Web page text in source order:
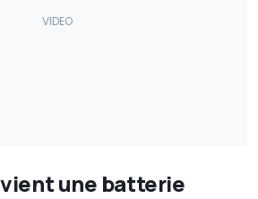
une batterie